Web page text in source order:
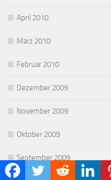
April 2010
März 2010
Februar 2010
Dezember 2009
November 2009
Oktober 2009
September 2009